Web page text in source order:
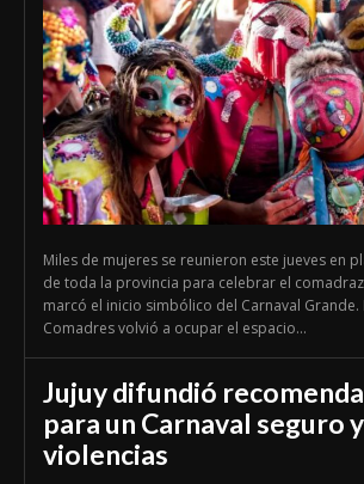
Miles de mujeres se reunieron este jueves en
de toda la provincia para celebrar el
marcó el inicio simbólico del Carnaval Grande.
Comadres volvió a ocupar el espacio...
Jujuy difundió
para un Carnaval seguro
violencias